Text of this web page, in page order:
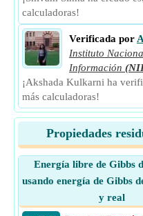
calculadoras!
Verificada por
Instituto
Información
¡Akshada Kulkarni ha
más calculadoras!
Propiedades
Energía libre de Gibbs
usando energía de Gibbs
y real